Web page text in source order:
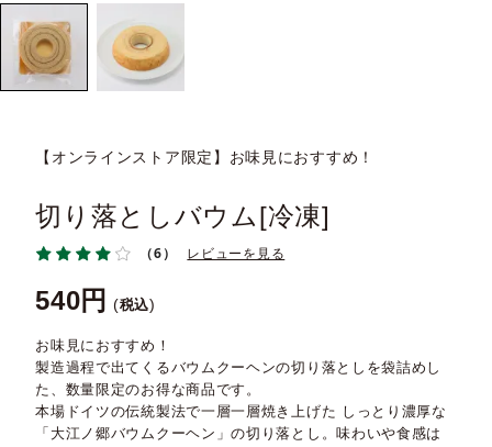
【オンラインストア限定】お味見におすすめ！
切り落としバウム[冷凍]
（6） レビューを見る
540 税込
お味見におすすめ！
製造過程で出てくるバウムクーヘンの切り落としを袋詰めし
た、数量限定のお得な商品です。
本場ドイツの伝統製法で一層一層焼き上げた しっとり濃厚な
「大江ノ郷バウムクーヘン」の切り落とし。味わいや食感は